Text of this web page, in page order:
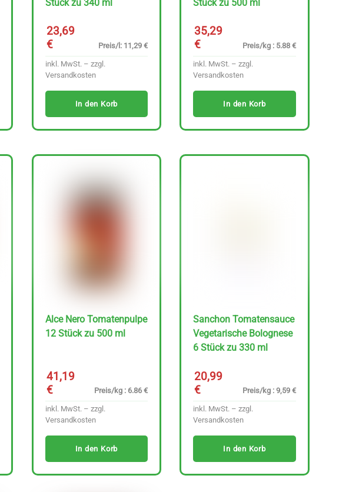
Stück zu 340 ml
23,69
€
Preis/l: 11,29 €
inkl. MwSt. – zzgl.
Versandkosten
In den Korb
Stück zu 500 ml
35,29
€
Preis/kg : 5.88 €
inkl. MwSt. – zzgl.
Versandkosten
In den Korb
Alce Nero Tomatenpulpe
12 Stück zu 500 ml
41,19
€
Preis/kg : 6.86 €
inkl. MwSt. – zzgl.
Versandkosten
In den Korb
Sanchon Tomatensauce
Vegetarische Bolognese
6 Stück zu 330 ml
20,99
€
Preis/kg : 9,59 €
inkl. MwSt. – zzgl.
Versandkosten
In den Korb